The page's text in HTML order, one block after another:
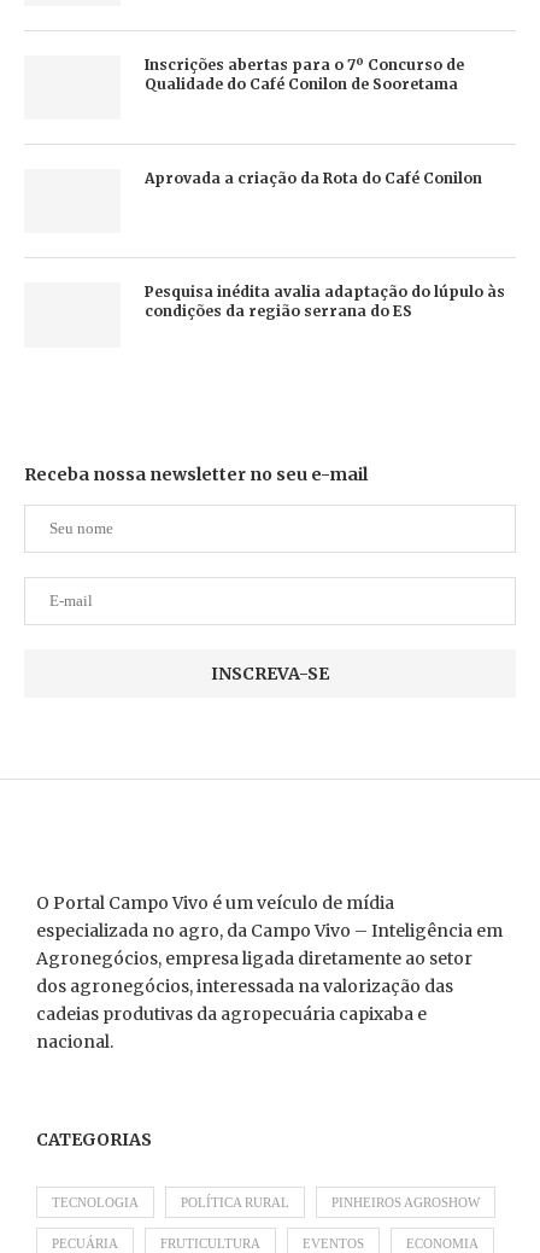
Inscrições abertas para o 7º Concurso de
Qualidade do Café Conilon de Sooretama
Aprovada a criação da Rota do Café Conilon
Pesquisa inédita avalia adaptação do lúpulo às
condições da região serrana do ES
Receba nossa newsletter no seu e-mail
O Portal Campo Vivo é um veículo de mídia
especializada no agro, da Campo Vivo – Inteligência em
Agronegócios, empresa ligada diretamente ao setor
dos agronegócios, interessada na valorização das
cadeias produtivas da agropecuária capixaba e
nacional.
CATEGORIAS
TECNOLOGIA POLÍTICA RURAL PINHEIROS AGROSHOW
PECUÁRIA FRUTICULTURA EVENTOS ECONOMIA